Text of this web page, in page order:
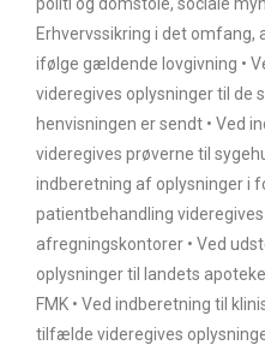
Erhvervssikring i det omfang,
ifølge gældende lovgivning •
videregives oplysninger til de
henvisningen er sendt • Ved
videregives prøverne til
indberetning af oplysninger i
patientbehandling
afregningskontorer • Ved
oplysninger til landets
FMK • Ved indberetning til
tilfælde videregives